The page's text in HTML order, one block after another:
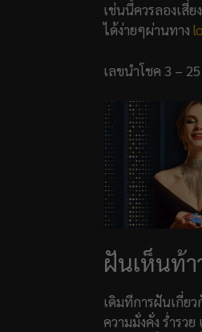
เช่นนี้ควรลองเสี่ย
ได้ง่ายๆผ่านทาง
เลขนำโชค 3 –
ฝันเห็นท้า
เดิมทีการฝันเกี่ย
ความมั่งคั่ง ร่ำรว